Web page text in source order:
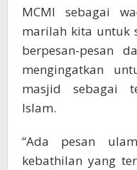
MCMI sebagai
marilah kita untuk
berpesan-pesan
mengingatkan
masjid sebagai
Islam.
“Ada pesan
kebathilan yang